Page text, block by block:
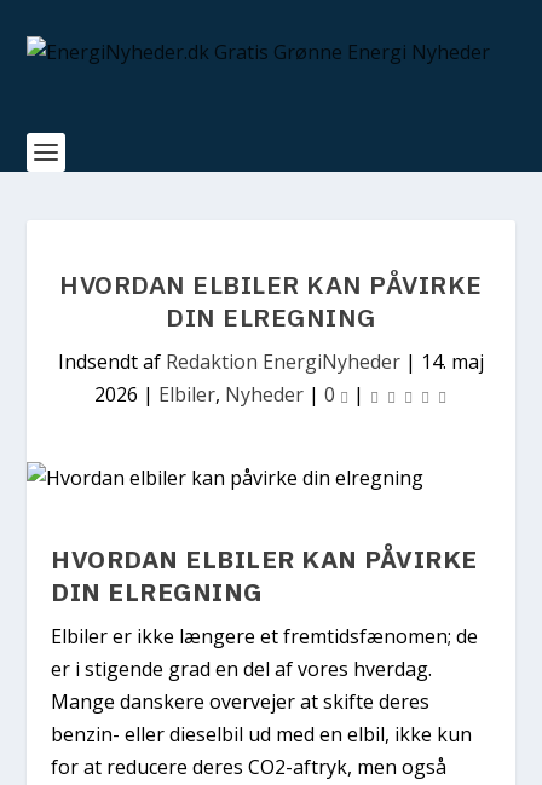
HVORDAN ELBILER KAN PÅVIRKE
DIN ELREGNING
Indsendt af Redaktion EnergiNyheder | 14. maj
2026 | Elbiler, Nyheder| 0 |
HVORDAN ELBILER KAN PÅVIRKE
DIN ELREGNING
Elbiler er ikke længere et fremtidsfænomen; de
er i stigende grad en del af vores hverdag.
Mange danskere overvejer at skifte deres
benzin- eller dieselbil ud med en elbil, ikke kun
for at reducere deres CO2-aftryk, men også